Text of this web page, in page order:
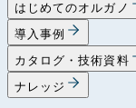
はじめてのオルガノ
導入事例
カタログ・技術資料
ナレッジ